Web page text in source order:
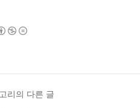
리의 다른 글